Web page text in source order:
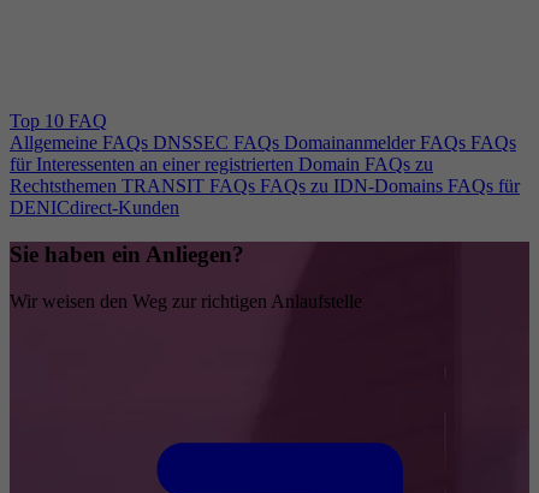
Top 10 FAQ
Allgemeine FAQs DNSSEC FAQs Domainanmelder FAQs FAQs
für Interessenten an einer registrierten Domain FAQs zu
Rechtsthemen TRANSIT FAQs FAQs zu IDN-Domains FAQs für
DENICdirect-Kunden
Sie haben ein Anliegen?
Wir weisen den Weg zur richtigen Anlaufstelle